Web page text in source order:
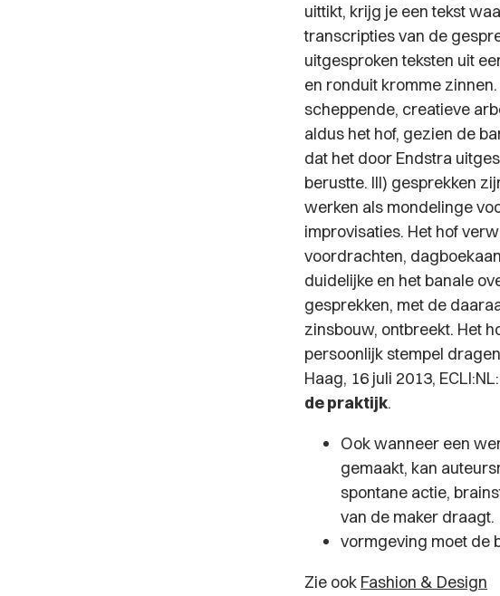
uittikt, krijg je een tekst
transcripties van de
uitgesproken teksten uit
en ronduit kromme
scheppende, creatieve
aldus het hof, gezien de
dat het door Endstra
berustte. III) gesprekken
werken als mondelinge
improvisaties. Het hof
voordrachten,
duidelijke en het banale
gesprekken, met de
zinsbouw, ontbreekt. Het
persoonlijk stempel
Haag, 16 juli 2013,
de praktijk.
Ook wanneer een
gemaakt, kan
spontane actie,
van de maker draagt.
vormgeving moet de
Zie ook Fashion & Design